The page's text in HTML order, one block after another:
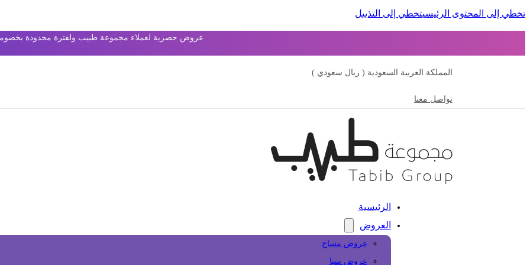
تخطي إلى المحتوى الرئيسيتخطي إلى التذييل
عروض حصرية لعملاء مجموعة طبيب ولفترة محدودة بخصومات
المملكة العربية السعودية ( ريال سعودي )
تواصل معنا
الرئيسية
العروض
عروض مساج
عروض سبا